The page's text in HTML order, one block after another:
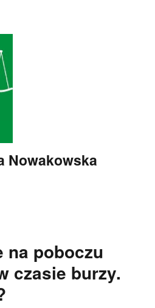
Nowakowska
na poboczu
czasie burzy.